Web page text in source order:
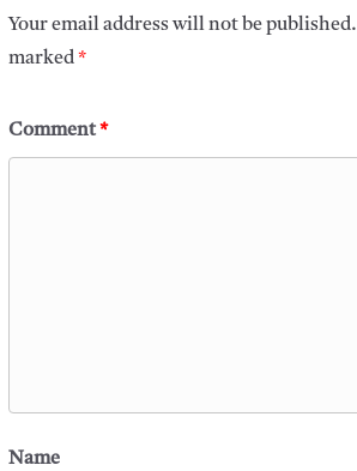
Your email address will not be published.
marked*
Comment*
Name